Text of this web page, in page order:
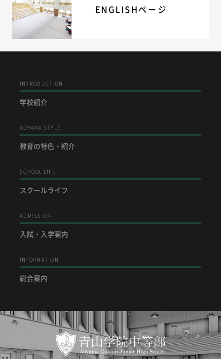
いじめ防止対策
ENGLISHページ
個人情報保護への取り組み
採用情報
地の塩、世の光（スクールモットー）
ENGLISHページ
INTRODUCTION
学校紹介
AOYAMA STYLE
教育の特色・紹介
SCHOOL LIFE
スクールライフ
ADMISSION
入試・入学案内
INFORMATION
総合案内